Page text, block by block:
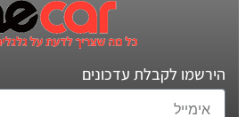
הירשמו לקבלת עדכונים